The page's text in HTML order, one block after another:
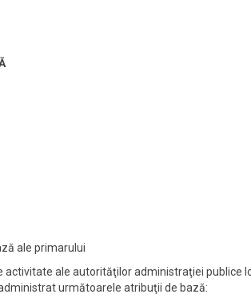
ale primarului
activitate ale autorităţilor administraţiei publice
următoarele atribuţii de bază: